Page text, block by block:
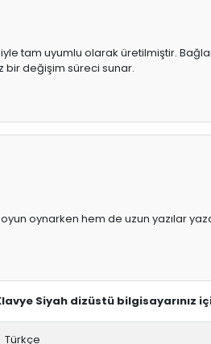
tam uyumlu olarak üretilmiştir.
bir değişim süreci sunar.
oynarken hem de uzun yazılar
Siyah dizüstü bilgisayarınız
Türkçe